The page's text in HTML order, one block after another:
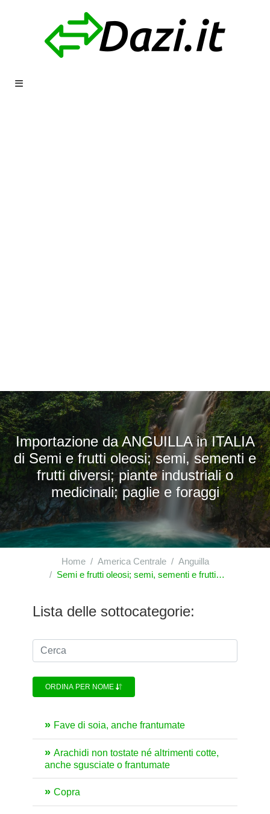
Importazione da ANGUILLA in ITALIA
di Semi e frutti oleosi; semi, sementi e
frutti diversi; piante industriali o
medicinali; paglie e foraggi
Home America Centrale
Anguilla
Semi e frutti oleosi; semi, sementi e frutti diversi; piante industriali o medicinali; paglie e foraggi
Lista delle sottocategorie:
ORDINA PER NOME
Fave di soia, anche frantumate
Arachidi non tostate né altrimenti cotte,
anche sgusciate o frantumate
Copra